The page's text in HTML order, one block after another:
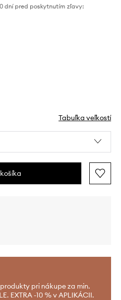
dní pred poskytnutím zľavy:
Tabuľka veľkostí
pri nákupe za min.
EXTRA -10 % v APLIKÁCII.